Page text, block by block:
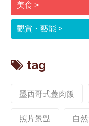
美食
觀賞・藝能
tag
墨西哥式蓋肉飯
照片景點 自